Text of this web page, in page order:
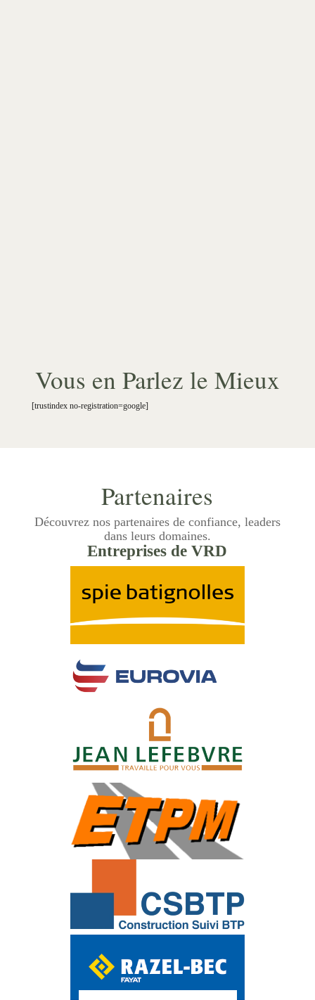
Vous en Parlez le Mieux
[trustindex no-registration=google]
Partenaires
Découvrez nos partenaires de confiance, leaders
dans leurs domaines.
Entreprises de VRD